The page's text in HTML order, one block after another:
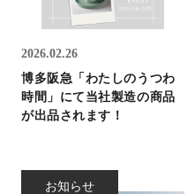
2026.02.26
博多阪急「わたしのうつわ
時間」にて当社製造の商品
が出品されます！
お知らせ